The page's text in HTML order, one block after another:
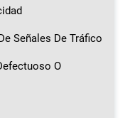
Señales De Tráfico
O